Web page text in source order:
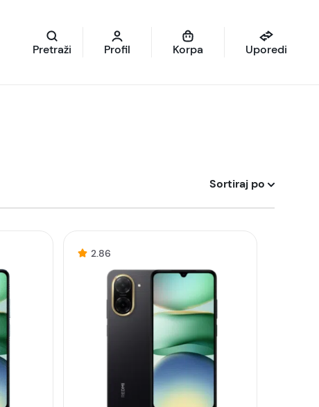
Pretraži Profil Korpa Uporedi
Sortiraj po
2.86